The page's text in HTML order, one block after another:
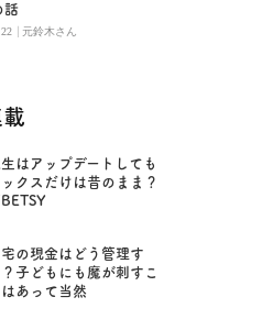
話
| 元鈴木さん
生はアップデートしても
クスだけは昔のまま？
BETSY
宅の現金はどう管理す
？子どもにも魔が刺すこ
はあって当然